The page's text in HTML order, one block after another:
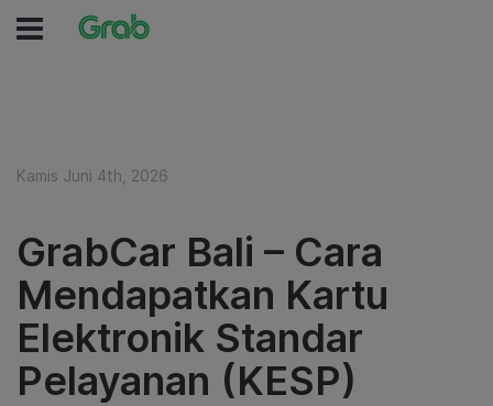
Kamis Juni 4th, 2026
GrabCar Bali – Cara
Mendapatkan Kartu
Elektronik Standar
Pelayanan (KESP)